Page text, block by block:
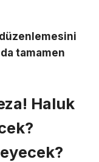
tamamen
Haluk